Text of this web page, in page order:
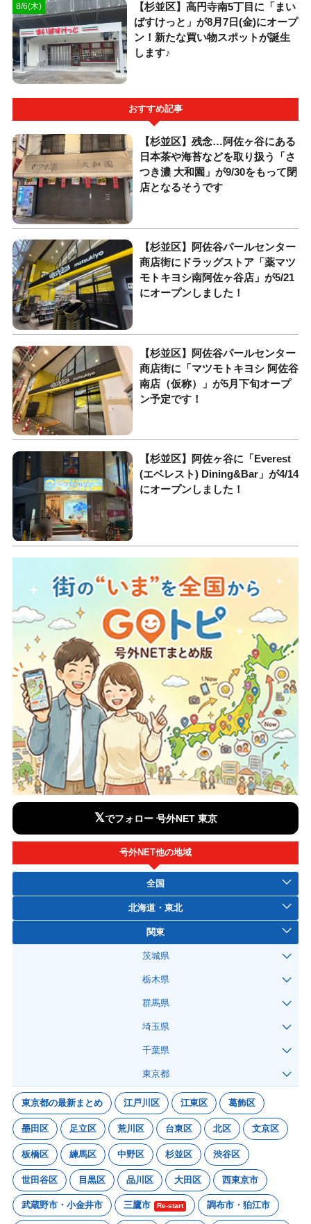
8/6(木)
【杉並区】高円寺南5丁目に「まい
ばすけっと」が8月7日(金)にオープ
ン！新たな買い物スポットが誕生
します♪
おすすめ記事
【杉並区】残念…阿佐ヶ谷にある
日本茶や海苔などを取り扱う「さ
つき濃 大和園」が9/30をもって閉
店となるそうです
【杉並区】阿佐谷パールセンター
商店街にドラッグストア「薬マツ
モトキヨシ南阿佐ヶ谷店」が5/21
にオープンしました！
【杉並区】阿佐谷パールセンター
商店街に「マツモトキヨシ 阿佐谷
南店（仮称）」が5月下旬オープ
ン予定です！
【杉並区】阿佐ヶ谷に「Everest
(エベレスト) Dining&Bar」が4/14
にオープンしました！
𝕏でフォロー 号外NET 東京
号外NET他の地域
全国
北海道・東北
関東
茨城県
栃木県
群馬県
埼玉県
千葉県
東京都
東京都の最新まとめ 江戸川区 江東区 葛飾区
墨田区 足立区 荒川区 台東区 北区 文京区
板橋区 練馬区 中野区 杉並区 渋谷区
世田谷区 目黒区 品川区 大田区 西東京市
武蔵野市・小金井市 三鷹市 Re-start 調布市・狛江市